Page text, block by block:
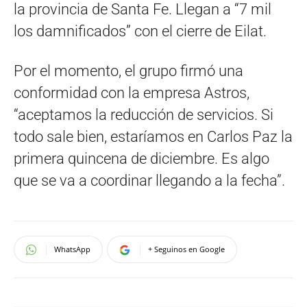
la provincia de Santa Fe. Llegan a “7 mil
los damnificados” con el cierre de Eilat.
Por el momento, el grupo firmó una
conformidad con la empresa Astros,
“aceptamos la reducción de servicios. Si
todo sale bien, estaríamos en Carlos Paz la
primera quincena de diciembre. Es algo
que se va a coordinar llegando a la fecha”.
WhatsApp + Seguinos en Google